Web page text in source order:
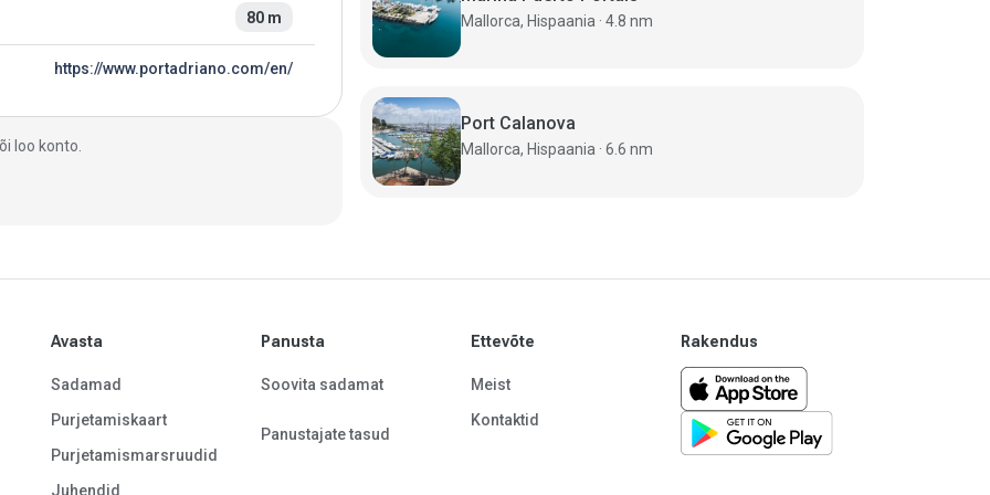
80 m
https://www.portadriano.com/en/
loo konto.
Mallorca, Hispaania · 4.8 nm
Port Calanova
Mallorca, Hispaania · 6.6 nm
Avasta
Sadamad
Purjetamiskaart
Purjetamismarsruudid
Juhendid
Panusta
Soovita sadamat
Panustajate tasud
Ettevõte
Meist
Kontaktid
Rakendus